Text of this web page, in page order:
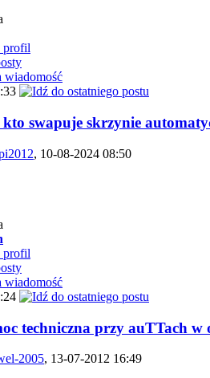
profil
wiadomość
swapuje skrzynie
, 10-08-2024 08:50
profil
wiadomość
techniczna przy auTTach w
2005, 13-07-2012 16:49